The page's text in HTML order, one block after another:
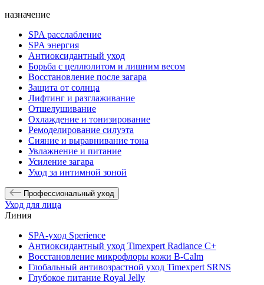
назначение
SPA расслабление
SPA энергия
Антиоксидантный уход
Борьба с целлюлитом и лишним весом
Восстановление после загара
Защита от солнца
Лифтинг и разглаживание
Отшелушивание
Охлаждение и тонизирование
Ремоделирование силуэта
Сияние и выравнивание тона
Увлажнение и питание
Усиление загара
Уход за интимной зоной
Профессиональный уход
Уход для лица
Линия
SPA-уход Sperience
Антиоксидантный уход Timexpert Radiance C+
Восстановление микрофлоры кожи B-Calm
Глобальный антивозрастной уход Timexpert SRNS
Глубокое питание Royal Jelly